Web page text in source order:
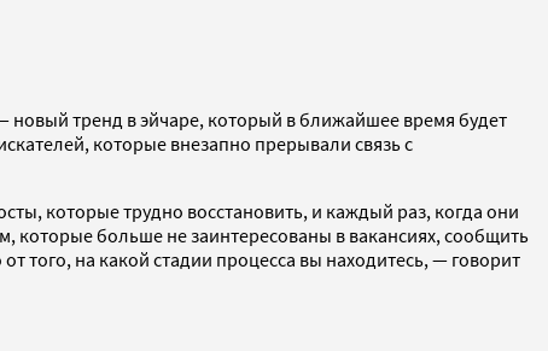
новый тренд в эйчаре, который в ближайшее время будет
которые внезапно прерывали связь с
которые трудно восстановить, и каждый раз, когда они
которые больше не заинтересованы в вакансиях, сообщить
того, на какой стадии процесса вы находитесь,— говорит